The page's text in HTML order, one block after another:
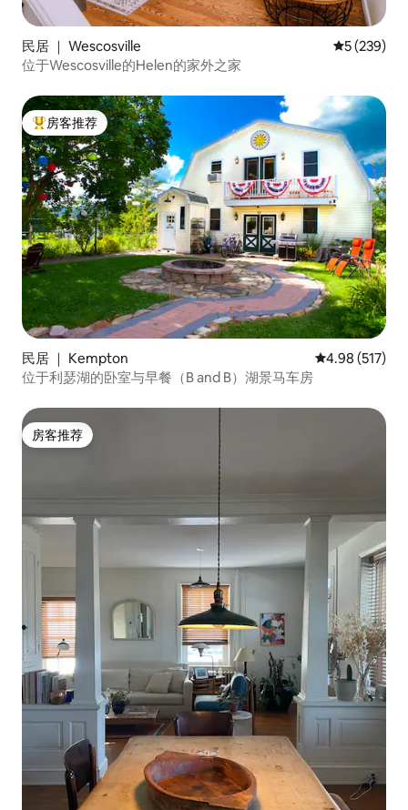
民居 ｜ Wescosville 平均评分 5
5 (239)
位于Wescosville的Helen的家外之家
热门「房客推荐」
房客推荐
民居 ｜ Kempton 平均评分 4.98
4.98 (517)
位于利瑟湖的卧室与早餐（B and B）湖景马车房
房客推荐
房客推荐